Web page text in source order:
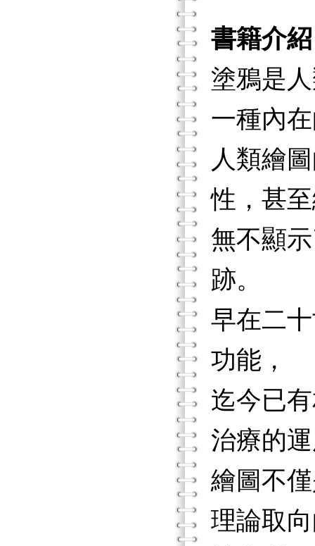
書籍介紹
塗鴉是
一種內
人類繪
性，甚
無不顯
跡。
早在二
功能，
迄今已
治療的
繪圖不
理論取